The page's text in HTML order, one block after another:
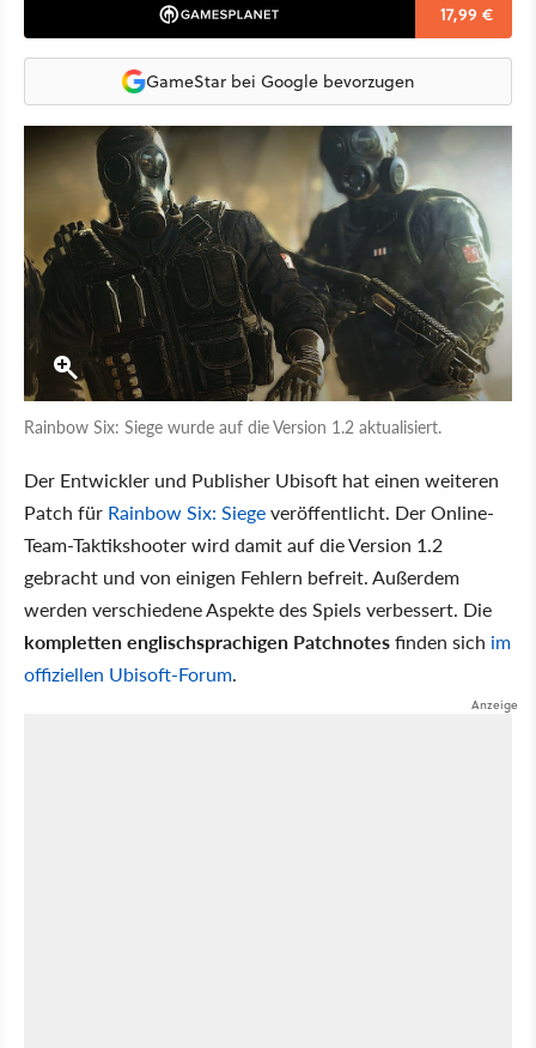
17,99 €
GameStar bei Google bevorzugen
Rainbow Six: Siege wurde auf die Version 1.2 aktualisiert.
Der Entwickler und Publisher Ubisoft hat einen weiteren
Patch für Rainbow Six: Siegeveröffentlicht. Der Online-
Team-Taktikshooter wird damit auf die Version 1.2
gebracht und von einigen Fehlern befreit. Außerdem
werden verschiedene Aspekte des Spiels verbessert. Die
kompletten englischsprachigen Patchnotesfinden sich im
offiziellen Ubisoft-Forum.